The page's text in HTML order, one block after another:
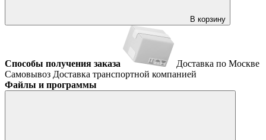
В корзину
Способы получения заказа
Доставка по Москве
Самовывоз Доставка транспортной компанией
Файлы и программы